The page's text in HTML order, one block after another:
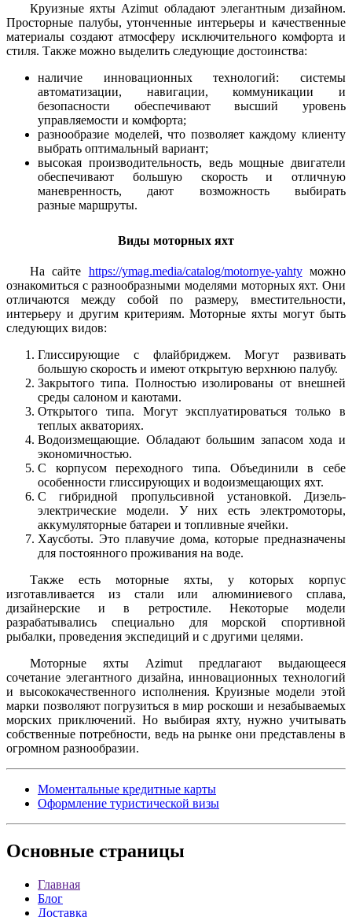
Круизные яхты Azimut обладают элегантным дизайном.
Просторные палубы, утонченные интерьеры и качественные
материалы создают атмосферу исключительного комфорта и
стиля. Также можно выделить следующие достоинства:
наличие инновационных технологий: системы
автоматизации, навигации, коммуникации и
безопасности обеспечивают высший уровень
управляемости и комфорта;
разнообразие моделей, что позволяет каждому клиенту
выбрать оптимальный вариант;
высокая производительность, ведь мощные двигатели
обеспечивают большую скорость и отличную
маневренность, дают возможность выбирать
разные маршруты.
Виды моторных яхт
На сайте https://ymag.media/catalog/motornye-yahtyможно
ознакомиться с разнообразными моделями моторных яхт. Они
отличаются между собой по размеру, вместительности,
интерьеру и другим критериям. Моторные яхты могут быть
следующих видов:
Глиссирующие с флайбриджем. Могут развивать
большую скорость и имеют открытую верхнюю палубу.
Закрытого типа. Полностью изолированы от внешней
среды салоном и каютами.
Открытого типа. Могут эксплуатироваться только в
теплых акваториях.
Водоизмещающие. Обладают большим запасом хода и
экономичностью.
С корпусом переходного типа. Объединили в себе
особенности глиссирующих и водоизмещающих яхт.
С гибридной пропульсивной установкой. Дизель-
электрические модели. У них есть электромоторы,
аккумуляторные батареи и топливные ячейки.
Хаусботы. Это плавучие дома, которые предназначены
для постоянного проживания на воде.
Также есть моторные яхты, у которых корпус
изготавливается из стали или алюминиевого сплава,
дизайнерские и в ретростиле. Некоторые модели
разрабатывались специально для морской спортивной
рыбалки, проведения экспедиций и с другими целями.
Моторные яхты Azimut предлагают выдающееся
сочетание элегантного дизайна, инновационных технологий
и высококачественного исполнения. Круизные модели этой
марки позволяют погрузиться в мир роскоши и незабываемых
морских приключений. Но выбирая яхту, нужно учитывать
собственные потребности, ведь на рынке они представлены в
огромном разнообразии.
Моментальные кредитные карты
Оформление туристической визы
Основные страницы
Главная
Блог
Доставка